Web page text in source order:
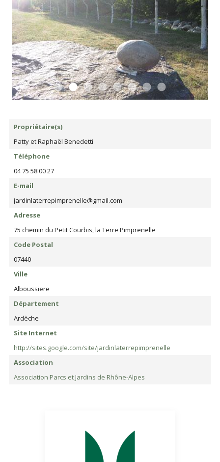
Propriétaire(s)
Patty et Raphaël Benedetti
Téléphone
04 75 58 00 27
E-mail
jardinlaterrepimprenelle@gmail.com
Adresse
75 chemin du Petit Courbis, la Terre Pimprenelle
Code Postal
07440
Ville
Alboussiere
Département
Ardèche
Site Internet
http://sites.google.com/site/jardinlaterrepimprenelle
Association
Association Parcs et Jardins de Rhône-Alpes